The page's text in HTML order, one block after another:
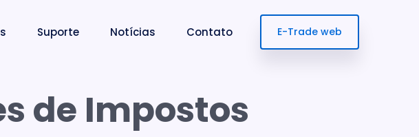
Suporte Notícias Contato E-Trade web
de Impostos